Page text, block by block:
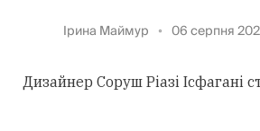
Ірина Маймур 06 серпня
Дизайнер Соруш Ріазі Ісфагані